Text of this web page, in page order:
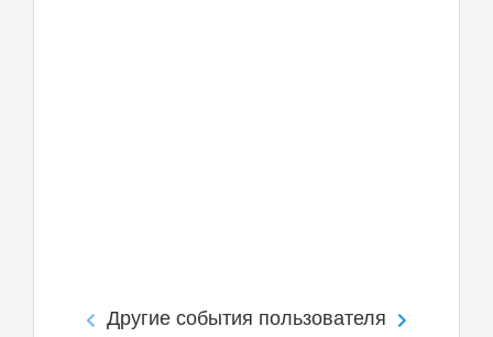
Другие события пользователя